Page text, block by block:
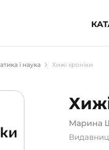
література (1854)
для підлітків (240)
популярна література
література та
і наука Хижі хроніки
Марина